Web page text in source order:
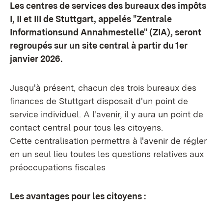
Les centres de services des bureaux des impôts
I, II et III de Stuttgart, appelés "Zentrale
Informationsund Annahmestelle" (ZIA), seront
regroupés sur un site central à partir du 1er
janvier 2026.
Jusqu'à présent, chacun des trois bureaux des
finances de Stuttgart disposait d'un point de
service individuel. A l'avenir, il y aura un point de
contact central pour tous les citoyens.
Cette centralisation permettra à l'avenir de régler
en un seul lieu toutes les questions relatives aux
préoccupations fiscales
Les avantages pour les citoyens :